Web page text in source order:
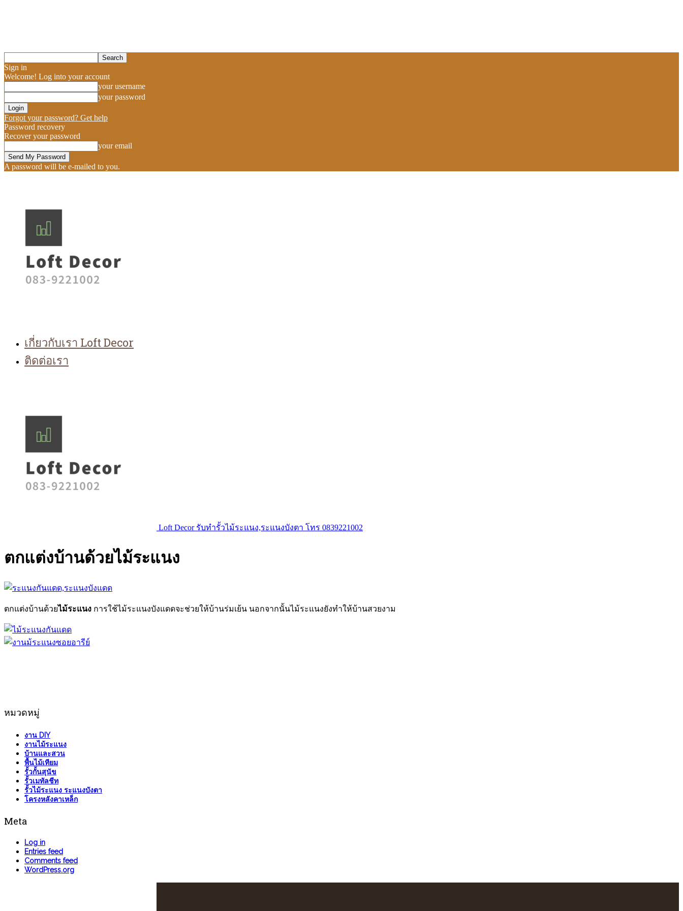
Sign in
Welcome! Log into your account
your username
your password
Forgot your password? Get help
Password recovery
Recover your password
your email
A password will be e-mailed to you.
เกี่ยวกับเรา Loft Decor
ติดต่อเรา
Loft Decor รับทำรั้วไม้ระแนง,ระแนงบังตา โทร 0839221002
ตกแต่งบ้านด้วยไม้ระแนง
ตกแต่งบ้านด้วยไม้ระแนง การใช้ไม้ระแนงบังแดดจะช่วยให้บ้านร่มเย้น นอกจากนั้นไม้ระแนงยังทำให้บ้านสวยงาม
หมวดหมู่
งาน DIY
งานไม้ระแนง
บ้านและสวน
พื้นไม้เทียม
รั้วกั้นสุนัข
รั้วเมทัลชีท
รั้วไม้ระแนง ระแนงบังตา
โครงหลังคาเหล็ก
Meta
Log in
Entries feed
Comments feed
WordPress.org